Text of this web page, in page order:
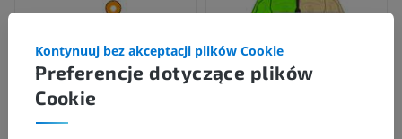
Preferencje dotyczące plików
Cookie
Kontynuuj bez akceptacji plików Cookie